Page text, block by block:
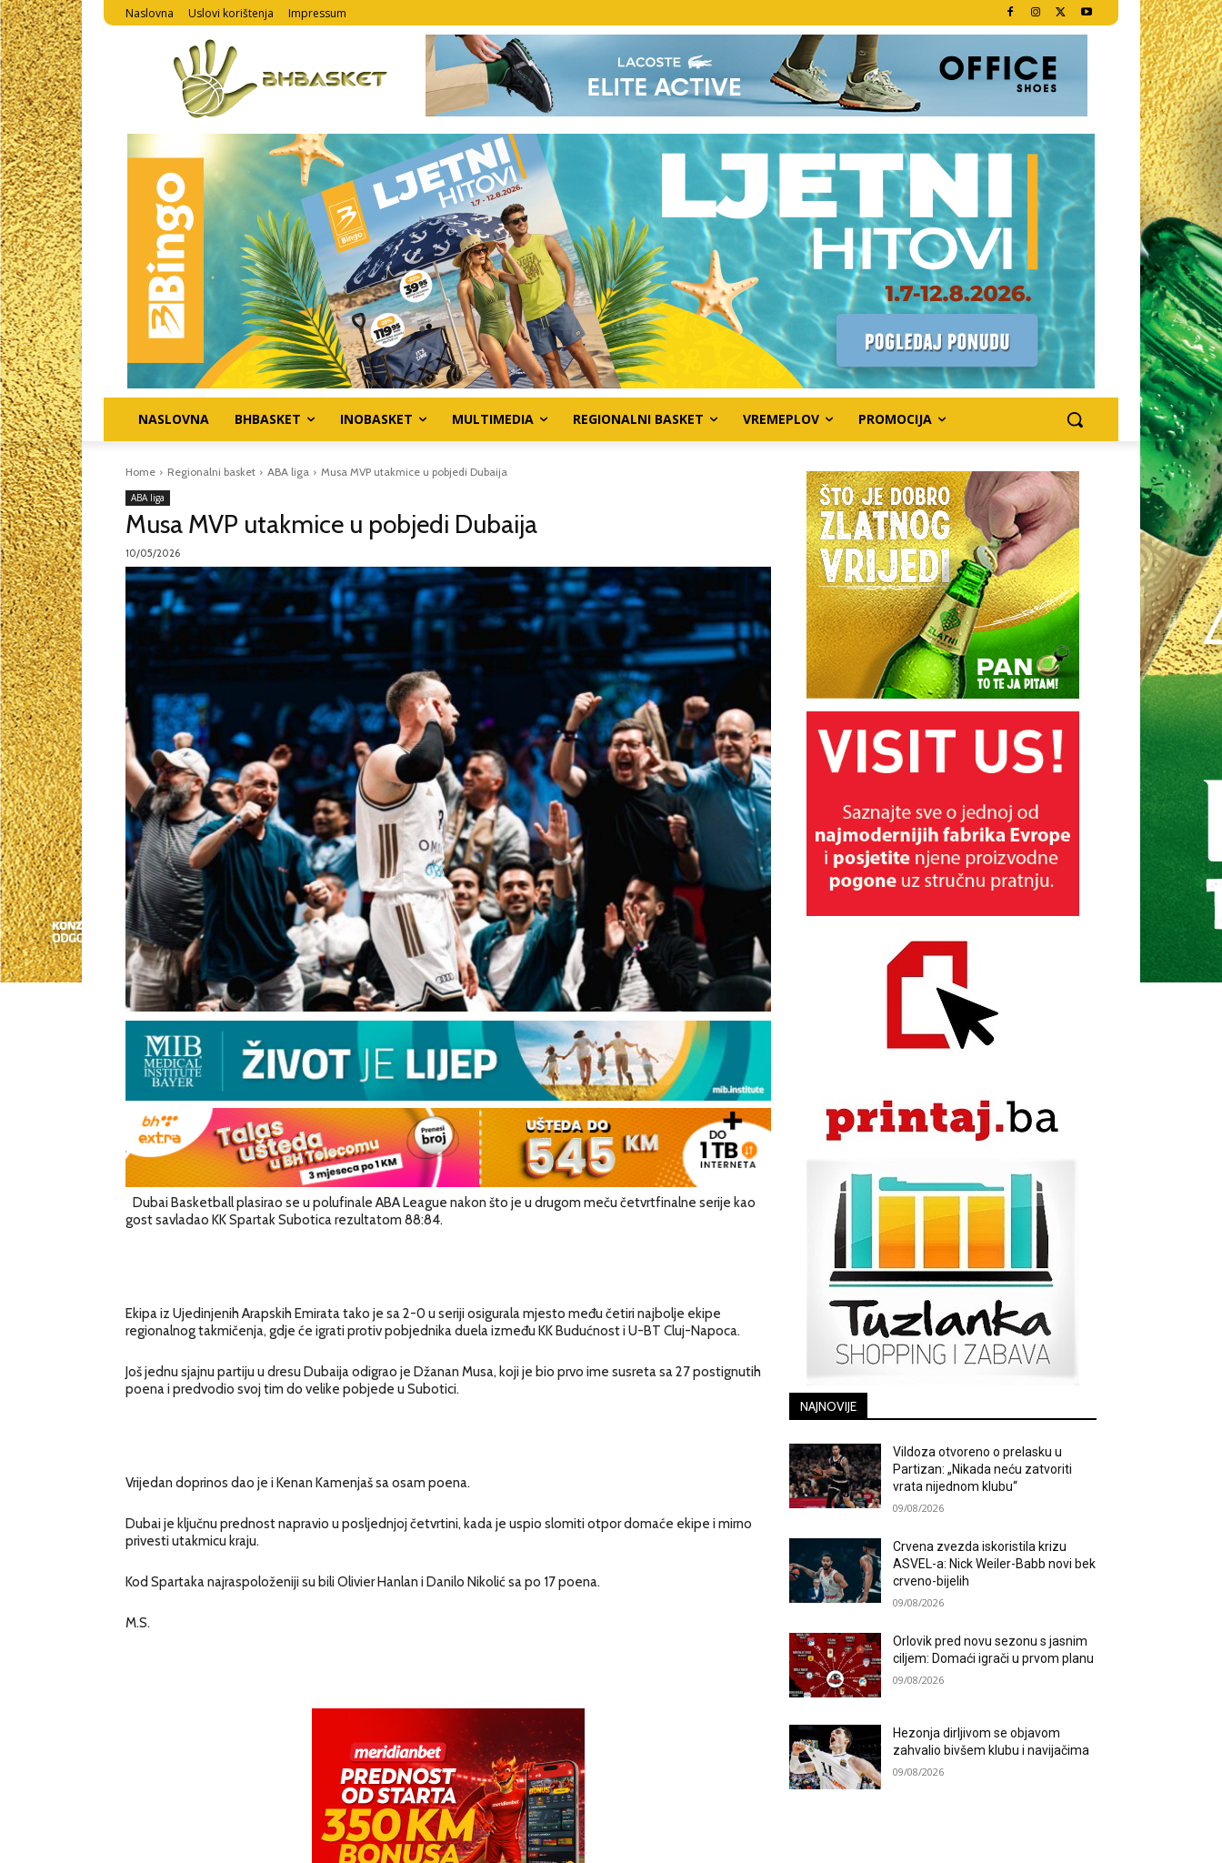
Naslovna Uslovi korištenja Impressum
NASLOVNA BHBASKET INOBASKET MULTIMEDIA REGIONALNI BASKET VREMEPLOV PROMOCIJA
Home Regionalni basket ABA liga Musa MVP utakmice u pobjedi Dubaija
ABA liga
Musa MVP utakmice u pobjedi Dubaija
10/05/2026
Dubai Basketball plasirao se u polufinale ABA League nakon što je u drugom meču četvrtfinalne serije kao
gost savladao KK Spartak Subotica rezultatom 88:84.
Ekipa iz Ujedinjenih Arapskih Emirata tako je sa 2-0 u seriji osigurala mjesto među četiri najbolje ekipe
regionalnog takmičenja, gdje će igrati protiv pobjednika duela između KK Budućnost i U-BT Cluj-Napoca.
Još jednu sjajnu partiju u dresu Dubaija odigrao je Džanan Musa, koji je bio prvo ime susreta sa 27 postignutih
poena i predvodio svoj tim do velike pobjede u Subotici.
Vrijedan doprinos dao je i Kenan Kamenjaš sa osam poena.
Dubai je ključnu prednost napravio u posljednjoj četvrtini, kada je uspio slomiti otpor domaće ekipe i mirno
privesti utakmicu kraju.
Kod Spartaka najraspoloženiji su bili Olivier Hanlan i Danilo Nikolić sa po 17 poena.
M.S.
NAJNOVIJE
Vildoza otvoreno o prelasku u
Partizan: „Nikada neću zatvoriti
vrata nijednom klubu“
09/08/2026
Crvena zvezda iskoristila krizu
ASVEL-a: Nick Weiler-Babb novi bek
crveno-bijelih
09/08/2026
Orlovik pred novu sezonu s jasnim
ciljem: Domaći igrači u prvom planu
09/08/2026
Hezonja dirljivom se objavom
zahvalio bivšem klubu i navijačima
09/08/2026